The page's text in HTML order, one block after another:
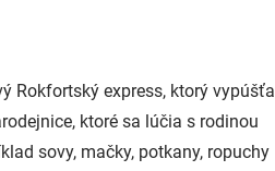
Rokfortský express, ktorý vypúšťa
ktoré sa lúčia s rodinou
sovy, mačky, potkany, ropuchy